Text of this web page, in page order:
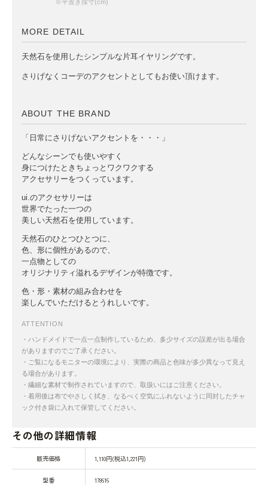
※平置き採寸(cm)
MORE DETAIL
天然石を使用したシンプルな片耳イヤリングです。
さりげなくコーデのアクセントとしてもお使い頂けます。
ABOUT THE BRAND
「日常にさりげないアクセントを・・・」
どんなシーンでも使いやすく
身につけたときちょっとワクワクする
アクセサリーをつくっています。
ui.のアクセサリーは
世界でたった一つの
美しい天然石を使用しています。
天然石のひとつひとつに、
色、形に個性があるので、
一点物としての
オリジナリティ溢れるデザインが特徴です。
色・形・素材の組み合わせを
楽しんでいただけるとうれしいです。
ATTENTION
・ハンドメイドで一点一点制作しているため、多少サイズの誤差が出る場合
がありますのでご了承ください。
・ご覧になるモニターの環境により、実際の商品と色味が多少異なって見え
る場合があります。
・繊細な素材で制作されていますので、取扱いにはご注意ください。
・着用後は布でやさしく拭き、なるべく空気にふれないように同封したチャ
ック付き袋に入れて保管してください。
その他の詳細情報
販売価格 1,110円(税込1,221円)
型番 178616